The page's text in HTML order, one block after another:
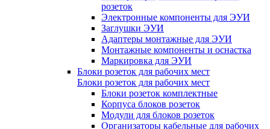
розеток
Электронные компоненты для ЭУИ
Заглушки ЭУИ
Адаптеры монтажные для ЭУИ
Монтажные компоненты и оснастка
Маркировка для ЭУИ
Блоки розеток для рабочих мест
Блоки розеток для рабочих мест
Блоки розеток комплектные
Корпуса блоков розеток
Модули для блоков розеток
Организаторы кабельные для рабочих